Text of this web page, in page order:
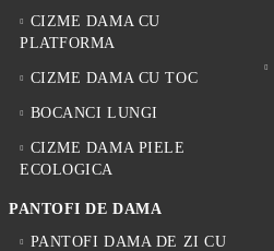
CIZME DAMA CU
PLATFORMA
CIZME DAMA CU TOC
BOCANCI LUNGI
CIZME DAMA PIELE
ECOLOGICA
PANTOFI DE DAMA
PANTOFI DAMA DE ZI CU